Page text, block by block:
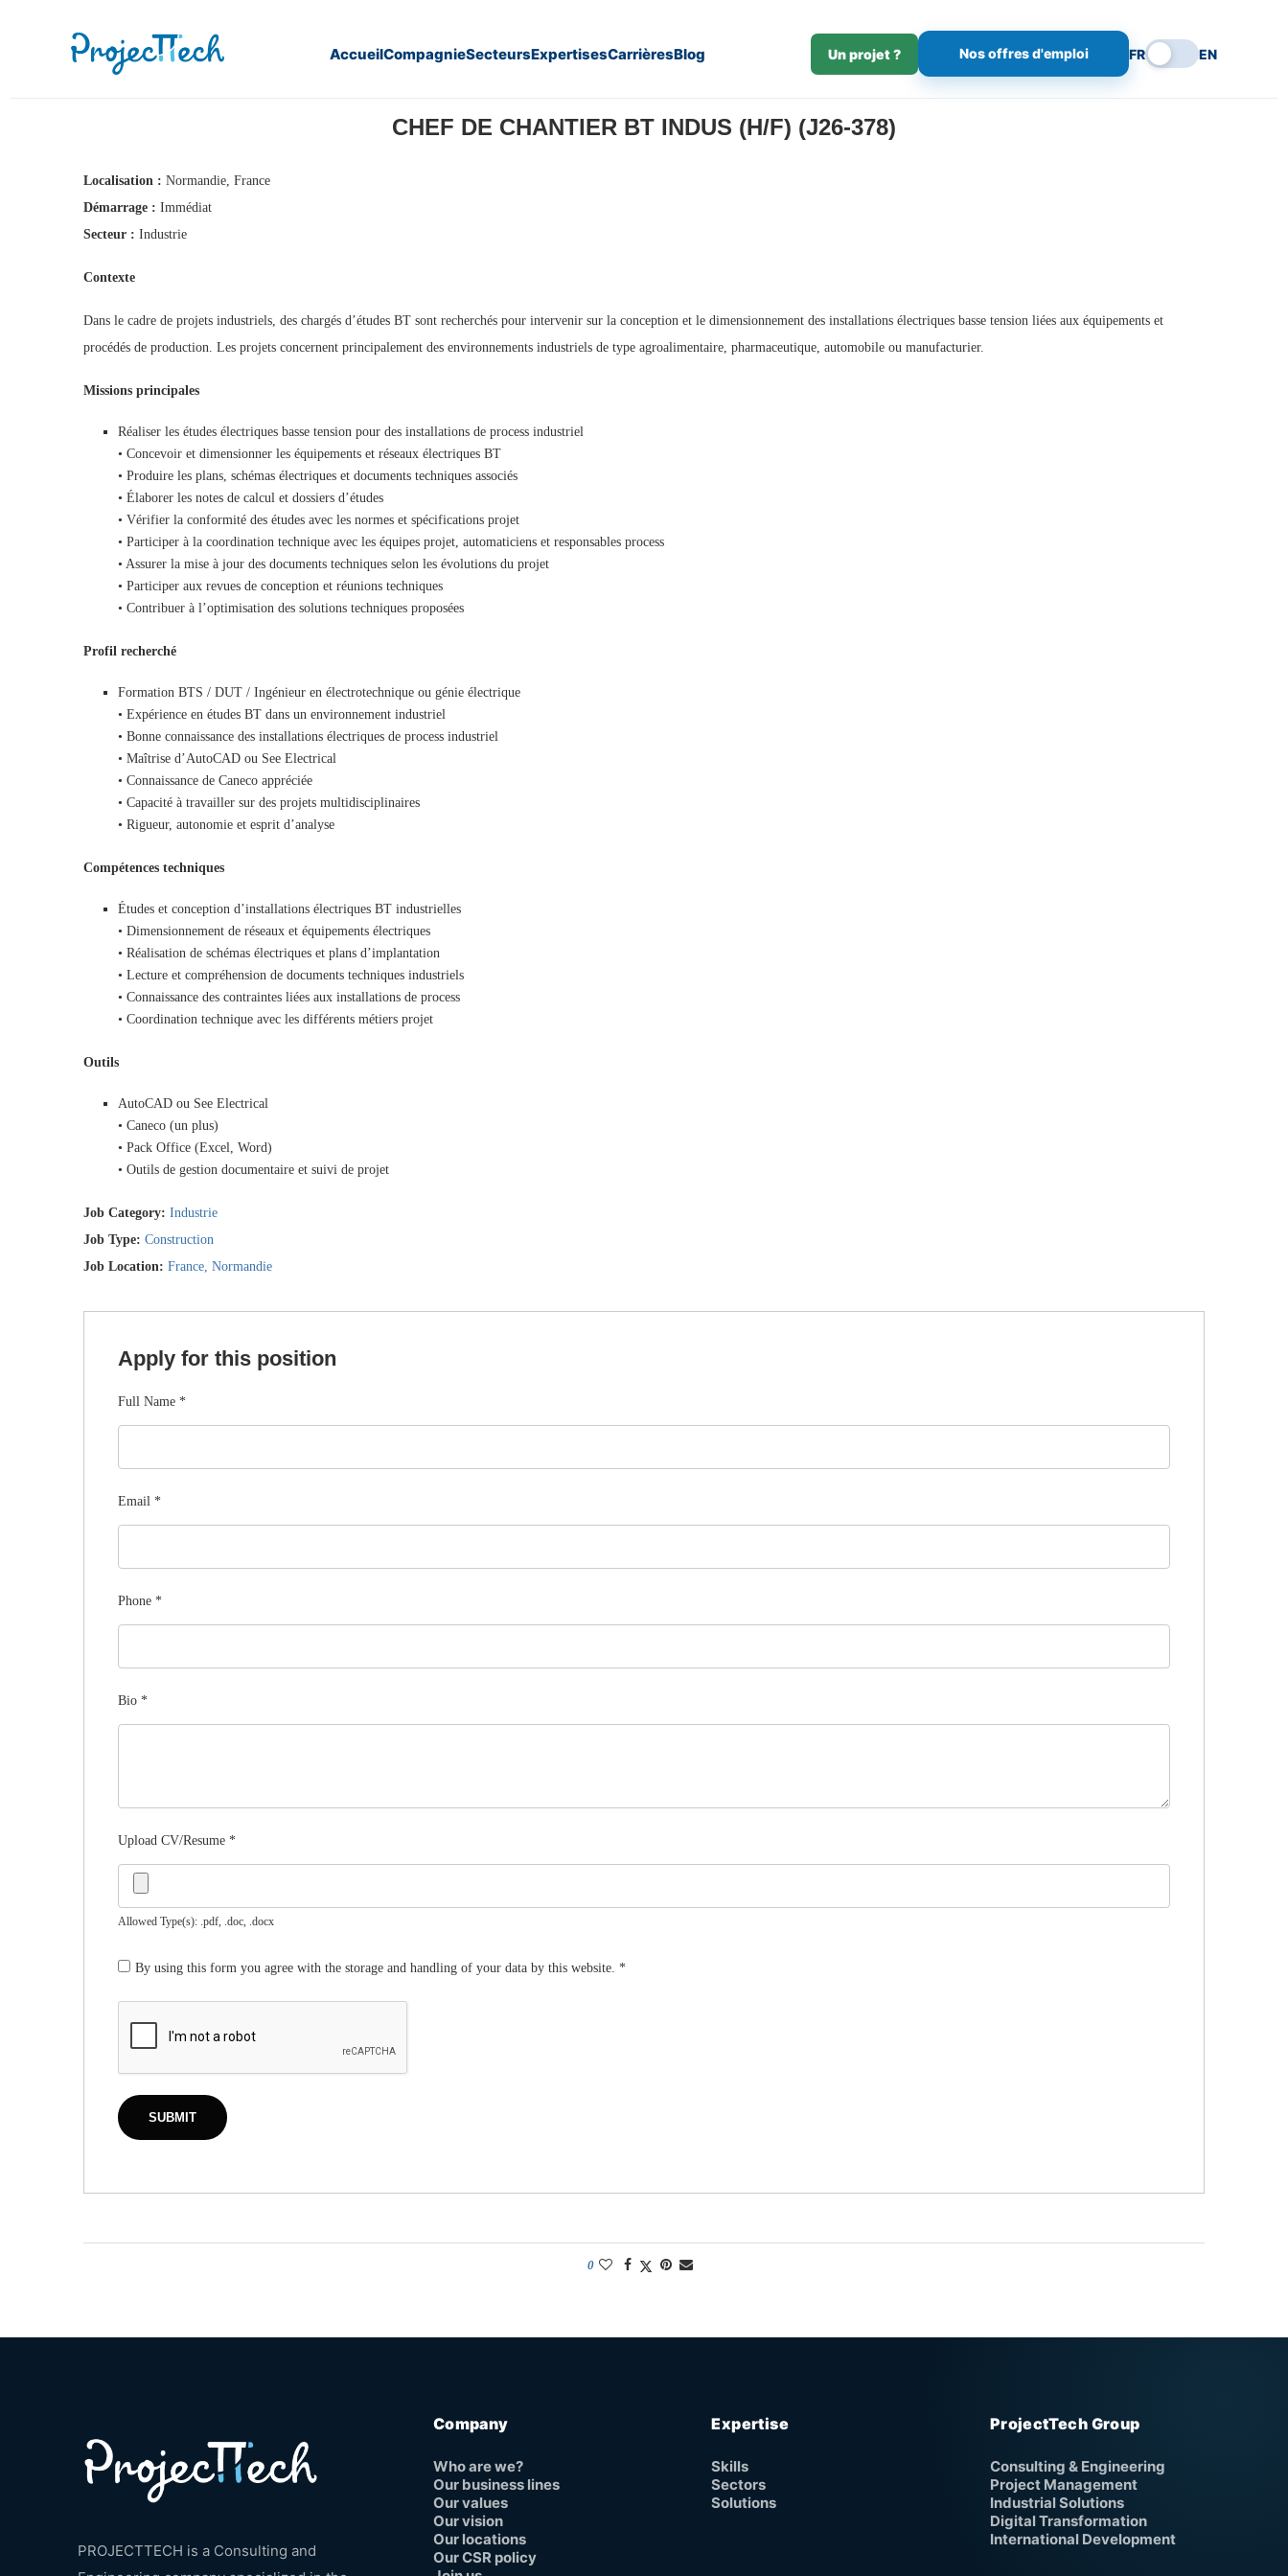
AccueilCompagnieSecteursExpertisesCarrièresBlog Un projet ? Nos offres d'emploi FR EN
CHEF DE CHANTIER BT INDUS (H/F) (J26-378)
Localisation : Normandie, France
Démarrage : Immédiat
Secteur : Industrie
Contexte
Dans le cadre de projets industriels, des chargés d’études BT sont recherchés pour intervenir sur la conception et le dimensionnement des installations électriques basse tension liées aux équipements et
procédés de production. Les projets concernent principalement des environnements industriels de type agroalimentaire, pharmaceutique, automobile ou manufacturier.
Missions principales
Réaliser les études électriques basse tension pour des installations de process industriel
• Concevoir et dimensionner les équipements et réseaux électriques BT
• Produire les plans, schémas électriques et documents techniques associés
• Élaborer les notes de calcul et dossiers d’études
• Vérifier la conformité des études avec les normes et spécifications projet
• Participer à la coordination technique avec les équipes projet, automaticiens et responsables process
• Assurer la mise à jour des documents techniques selon les évolutions du projet
• Participer aux revues de conception et réunions techniques
• Contribuer à l’optimisation des solutions techniques proposées
Profil recherché
Formation BTS / DUT / Ingénieur en électrotechnique ou génie électrique
• Expérience en études BT dans un environnement industriel
• Bonne connaissance des installations électriques de process industriel
• Maîtrise d’AutoCAD ou See Electrical
• Connaissance de Caneco appréciée
• Capacité à travailler sur des projets multidisciplinaires
• Rigueur, autonomie et esprit d’analyse
Compétences techniques
Études et conception d’installations électriques BT industrielles
• Dimensionnement de réseaux et équipements électriques
• Réalisation de schémas électriques et plans d’implantation
• Lecture et compréhension de documents techniques industriels
• Connaissance des contraintes liées aux installations de process
• Coordination technique avec les différents métiers projet
Outils
AutoCAD ou See Electrical
• Caneco (un plus)
• Pack Office (Excel, Word)
• Outils de gestion documentaire et suivi de projet
Job Category: Industrie
Job Type: Construction
Job Location: France Normandie
Apply for this position
Full Name *
Email *
Phone *
Bio *
Upload CV/Resume *
Allowed Type(s): .pdf, .doc, .docx
By using this form you agree with the storage and handling of your data by this website. *
0
PROJECTTECH is a Consulting and
Company
Who are we?
Our business lines
Our values
Our vision
Our locations
Our CSR policy
Expertise
Skills
Sectors
Solutions
ProjectTech Group
Consulting & Engineering
Project Management
Industrial Solutions
Digital Transformation
International Development